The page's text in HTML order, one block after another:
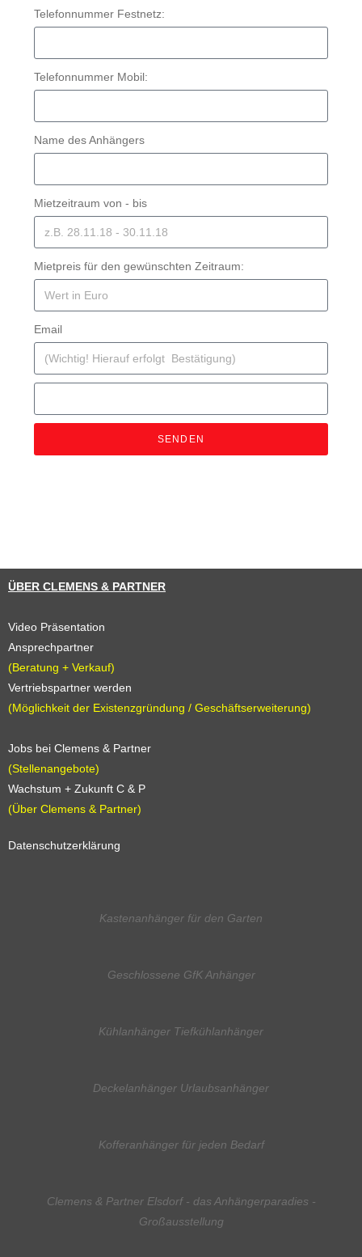
Telefonnummer Festnetz:
Telefonnummer Mobil:
Name des Anhängers
Mietzeitraum von - bis
Mietpreis für den gewünschten Zeitraum:
Email
SENDEN
ÜBER CLEMENS & PARTNER
Video Präsentation
Ansprechpartner
(Beratung + Verkauf)
Vertriebspartner werden
(Möglichkeit der Existenzgründung / Geschäftserweiterung)
Jobs bei Clemens & Partner
(Stellenangebote)
Wachstum + Zukunft C & P
(Über Clemens & Partner)
Datenschutzerklärung
Kastenanhänger für den Garten
Geschlossene GfK Anhänger
Kühlanhänger Tiefkühlanhänger
Deckelanhänger Urlaubsanhänger
Kofferanhänger für jeden Bedarf
Clemens & Partner Elsdorf - das Anhängerparadies -
Großausstellung